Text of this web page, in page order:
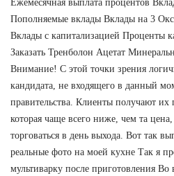
Ежемесячная выплата процентов
Пополняемые вклады Вклады на 3
Вклады с капитализацией Проценты
Заказать Тренболон Ацетат
Внимание! С этой точки зрения
кандидата, не входящего в данный
правительства. Клиенты получают их
которая чаще всего ниже, чем та
торговаться в день выхода. Вот так
реальные фото на моей кухне Так я
мультиварку после приготовления Во